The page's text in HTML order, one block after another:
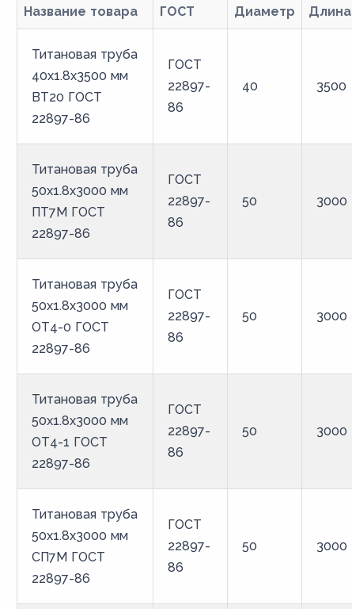
Название товара ГОСТ Диаметр Длина
Титановая труба
40х1.8х3500 мм
ВТ20 ГОСТ
22897-86
ГОСТ
22897-
86
40 3500
Титановая труба
50х1.8х3000 мм
ПТ7М ГОСТ
22897-86
ГОСТ
22897-
86
50 3000
Титановая труба
50х1.8х3000 мм
ОТ4-0 ГОСТ
22897-86
ГОСТ
22897-
86
50 3000
Титановая труба
50х1.8х3000 мм
ОТ4-1 ГОСТ
22897-86
ГОСТ
22897-
86
50 3000
Титановая труба
50х1.8х3000 мм
СП7М ГОСТ
22897-86
ГОСТ
22897-
86
50 3000